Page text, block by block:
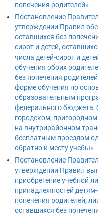
попечения родителей»
Постановление
утверждении Правил
оставшихся без
сирот и детей,
числа детей-сирот и
обучения обоих
без попечения
форме обучения по
образовательным
федерального бюджета,
городском,
на внутрирайонном
бесплатным проездом
обратно к месту учебы»
Постановление
утверждении Правил
приобретение учебной
принадлежностей
попечения родителей,
оставшихся без